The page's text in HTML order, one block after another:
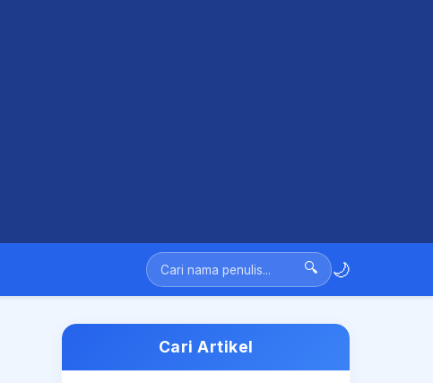
🔍 🌙
Cari Artikel